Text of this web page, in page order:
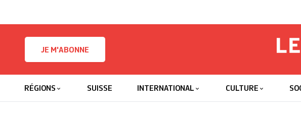
JE M'ABONNE
RÉGIONS SUISSE INTERNATIONAL CULTURE